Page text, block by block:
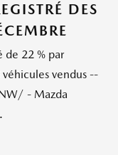
DES
de 22 % par
vendus --
- Mazda